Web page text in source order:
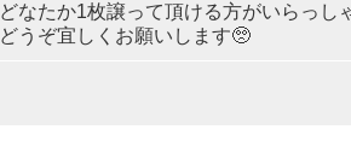
どなたか1枚譲って頂ける方がいらっし
どうぞ宜しくお願いします🥺